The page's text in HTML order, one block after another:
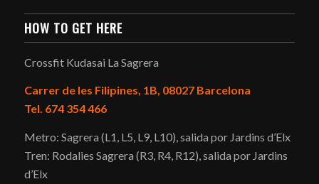
HOW TO GET HERE
Crossfit Kudasai La Sagrera
Carrer de les Filipines, 1B, 08027 Barcelona
Tel. 674 354 466
Metro: Sagrera (L1, L5, L9, L10), salida por Jardins d’Elx
Tren: Rodalies Sagrera (R3, R4, R12), salida por Jardins
d’Elx